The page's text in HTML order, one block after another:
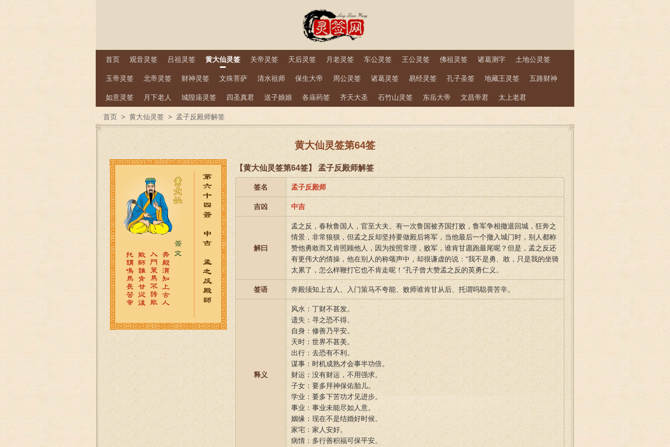
首页 观音灵签 吕祖灵签 黄大仙灵签 关帝灵签 天后灵签 月老灵签 车公灵签 王公灵签 佛祖灵签 诸葛测字 土地公灵签
玉帝灵签 北帝灵签 财神灵签 文殊菩萨 清水祖师 保生大帝 周公灵签 诸葛灵签 易经灵签 孔子圣签 地藏王灵签 五路财神
如意灵签 月下老人 城隍庙灵签 四圣真君 送子娘娘 各庙药签 齐天大圣 石竹山灵签 东岳大帝 文昌帝君 太上老君
首页 > 黄大仙灵签 > 孟子反殿师解签
黄大仙灵签第64签
【黄大仙灵签第64签】 孟子反殿师解签
签名 孟子反殿师
吉凶 中吉
解曰
孟之反，春秋鲁国人，官至大夫。有一次鲁国被齐国打败，鲁军争相撤退回城，狂奔之
情景，非常狼狈，但孟之反却坚持要做殿后将军，当他最后一个撤入城门时，别人都称
赞他勇敢而又肯照顾他人，因为按照常理，败军，谁肯甘愿跑最尾呢？但是，孟之反还
有更伟大的情操，他在别人的称颂声中，却很谦虚的说：“我不是勇、敢，只是我的坐骑
太累了，怎么样鞭打它也不肯走呢！”孔子曾大赞孟之反的英勇仁义。
签语 奔殿须知上古人、入门策马不夸能、败师谁肯甘从后、托谓呜聪畏苦辛。
释义
风水：丁财不甚发。
遗失：寻之恐不得。
自身：修善乃平安。
天时：世界不甚美。
出行：去恐有不利。
谋事：时机成熟才会事半功倍。
财运：没有财运，不用强求。
子女：要多拜神保佑胎儿。
学业：要多下苦功才见进步。
事业：事业未能尽如人意。
姻缘：现在不是结婚好时候。
家宅：家人安好。
病情：多行善积福可保平安。